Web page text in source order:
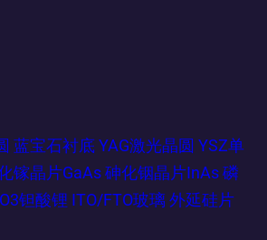
蓝宝石衬底 YAG激光晶圆 YSZ单
镓晶片GaAs 砷化铟晶片InAs 磷
钽酸锂 ITO/FTO玻璃 外延硅片